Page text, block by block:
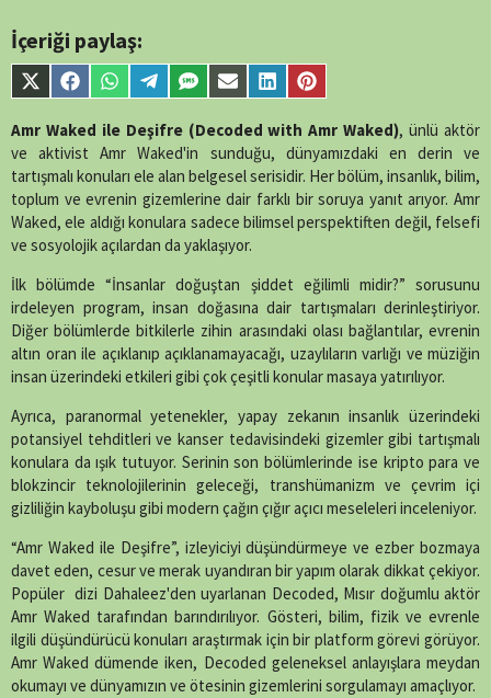
İçeriği paylaş:
Share
on
(Twitter)
Share
on
Facebook
Share
on
WhatsApp
Share
on
Telegram
Share
on
SMS
Share
on
Email
Share
on
LinkedIn
Share
on
Pinterest
Amr Waked ile Deşifre (Decoded with Amr Waked), ünlü aktör
ve aktivist Amr Waked'in sunduğu, dünyamızdaki en derin ve
tartışmalı konuları ele alan belgesel serisidir. Her bölüm, insanlık, bilim,
toplum ve evrenin gizemlerine dair farklı bir soruya yanıt arıyor. Amr
Waked, ele aldığı konulara sadece bilimsel perspektiften değil, felsefi
ve sosyolojik açılardan da yaklaşıyor.
İlk bölümde “İnsanlar doğuştan şiddet eğilimli midir?” sorusunu
irdeleyen program, insan doğasına dair tartışmaları derinleştiriyor.
Diğer bölümlerde bitkilerle zihin arasındaki olası bağlantılar, evrenin
altın oran ile açıklanıp açıklanamayacağı, uzaylıların varlığı ve müziğin
insan üzerindeki etkileri gibi çok çeşitli konular masaya yatırılıyor.
Ayrıca, paranormal yetenekler, yapay zekanın insanlık üzerindeki
potansiyel tehditleri ve kanser tedavisindeki gizemler gibi tartışmalı
konulara da ışık tutuyor. Serinin son bölümlerinde ise kripto para ve
blokzincir teknolojilerinin geleceği, transhümanizm ve çevrim içi
gizliliğin kayboluşu gibi modern çağın çığır açıcı meseleleri inceleniyor.
“Amr Waked ile Deşifre”, izleyiciyi düşündürmeye ve ezber bozmaya
davet eden, cesur ve merak uyandıran bir yapım olarak dikkat çekiyor.
Popüler dizi Dahaleez'den uyarlanan Decoded, Mısır doğumlu aktör
Amr Waked tarafından barındırılıyor. Gösteri, bilim, fizik ve evrenle
ilgili düşündürücü konuları araştırmak için bir platform görevi görüyor.
Amr Waked dümende iken, Decoded geleneksel anlayışlara meydan
okumayı ve dünyamızın ve ötesinin gizemlerini sorgulamayı amaçlıyor.